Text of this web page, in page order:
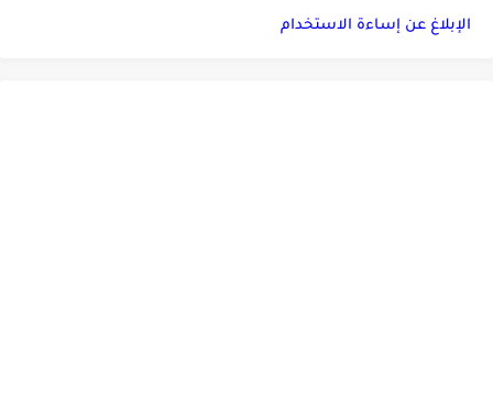
الإبلاغ عن إساءة الاستخدام